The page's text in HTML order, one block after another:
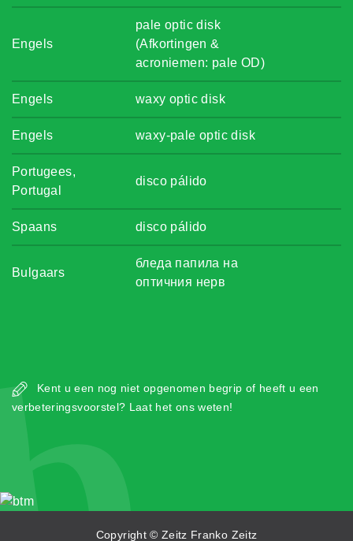
Engels
pale optic disk
(Afkortingen &
acroniemen: pale OD)
Engels waxy optic disk
Engels waxy-pale optic disk
Portugees,
Portugal
disco pálido
Spaans disco pálido
Bulgaars
бледа папила на
оптичния нерв
Kent u een nog niet opgenomen begrip of heeft u een
verbeteringsvoorstel? Laat het ons weten!
Copyright © Zeitz Franko Zeitz